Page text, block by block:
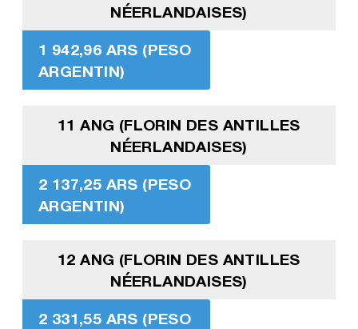
NÉERLANDAISES)
1 942,96 ARS (PESO
ARGENTIN)
11 ANG (FLORIN DES ANTILLES
NÉERLANDAISES)
2 137,25 ARS (PESO
ARGENTIN)
12 ANG (FLORIN DES ANTILLES
NÉERLANDAISES)
2 331,55 ARS (PESO